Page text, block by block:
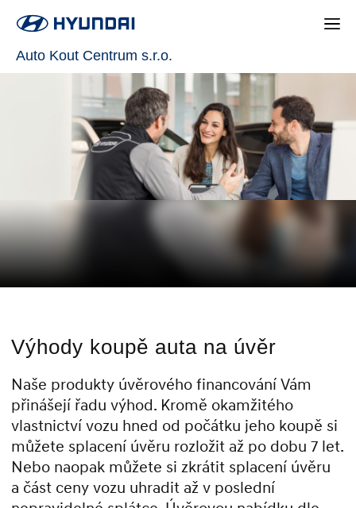
Auto Kout Centrum s.r.o.
Výhody koupě auta na úvěr
Naše produkty úvěrového financování Vám
přinášejí řadu výhod. Kromě okamžitého
vlastnictví vozu hned od počátku jeho koupě si
můžete splacení úvěru rozložit až po dobu 7 let.
Nebo naopak můžete si zkrátit splacení úvěru
a část ceny vozu uhradit až v poslední